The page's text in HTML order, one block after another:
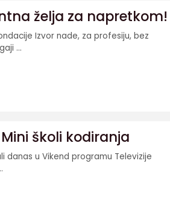
želja za napretkom!
Izvor nade, za profesiju, bez
...
školi kodiranja
danas u Vikend programu Televizije